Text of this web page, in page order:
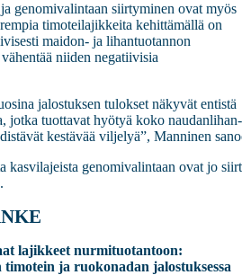
genomivalintaan siirtyminen ovat myös
timoteilajikkeita kehittämällä on
maidon- ja lihantuotannon
niiden negatiivisia
jalostuksen tulokset näkyvät entistä
jotka tuottavat hyötyä koko
kestävää viljelyä”, Manninen
kasvilajeista genomivalintaan ovat jo
lajikkeet nurmituotantoon:
ja ruokonadan jalostuksessa